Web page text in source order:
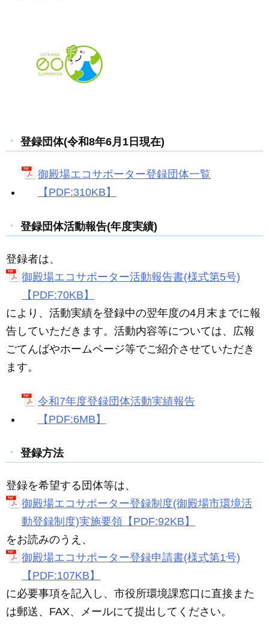
登録団体(令和8年6月1日現在)
御殿場エコサポーター登録団体一覧
【PDF:310KB】
登録団体活動報告(年度実績)
登録者は、
御殿場エコサポーター活動報告書(様式第5号)
【PDF:70KB】
により、活動実績を登録中の翌年度の4月末までに報
告していただきます。活動内容等については、広報
ごてんばやホームページ等でご紹介させていただき
ます。
令和7年度登録団体活動実績報告
【PDF:6MB】
登録方法
登録を希望する団体等は、
御殿場エコサポーター登録制度(御殿場市環境活
動登録制度)実施要領【PDF:92KB】
をお読みのうえ、
御殿場エコサポーター登録申請書(様式第1号)
【PDF:107KB】
に必要事項を記入し、市役所環境課窓口に直接また
は郵送、FAX、メールにて提出してください。